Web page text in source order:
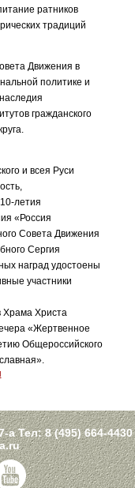
ратников
традиций
Движения в
политике и
гражданского
и всея Руси
летия
«Россия
Совета Движения
Сергия
наград удостоены
участники
Храма Христа
«Жертвенное
Общероссийского
а Тел:8 (495) 664-4430